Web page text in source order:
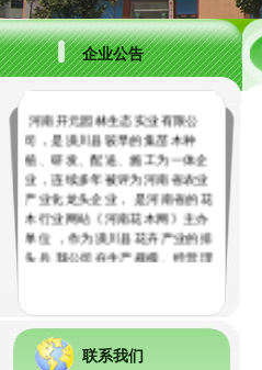
企业公告
司，是潢川县较早的集苗木种
植、研发、配送、施工为一体企
业，连续多年被评为河南省农业
产业化龙头企业， 是河南省的花
木行业网站《河南花木网》主办
单位 ，作为潢川县花卉产业的排
头兵 我公司在生产规模、经营理
念、信息技术方面 对潢川县整个
种，潢川开元花卉集团配送中心
成立几年来先后为武汉、郑州、
唐山、北京、西安、重庆、合
联系我们